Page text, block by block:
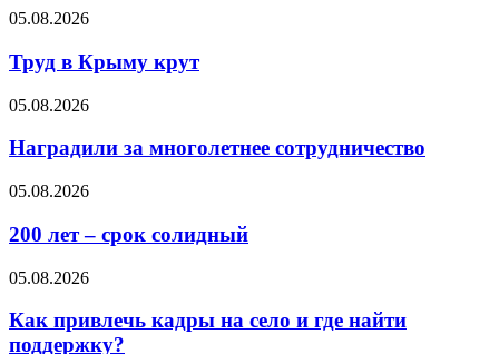
05.08.2026
Труд в Крыму крут
05.08.2026
Наградили за многолетнее сотрудничество
05.08.2026
200 лет – срок солидный
05.08.2026
Как привлечь кадры на село и где найти
поддержку?